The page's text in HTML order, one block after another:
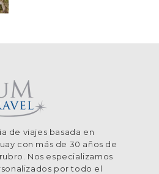
de viajes basada en
con más de 30 años de
Nos especializamos
por todo el